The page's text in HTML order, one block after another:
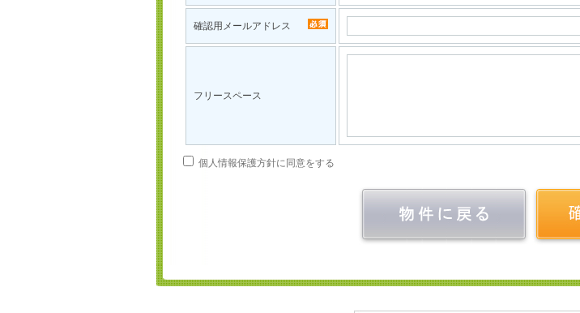
確認用メールアドレス
フリースペース
個人情報保護方針に同意をする